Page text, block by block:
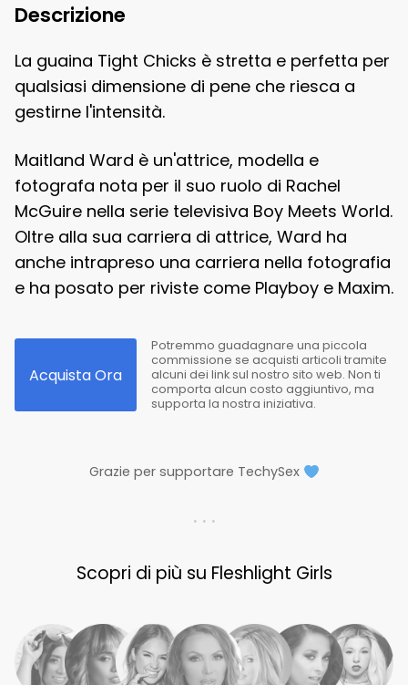
Descrizione
La guaina Tight Chicks è stretta e perfetta per
qualsiasi dimensione di pene che riesca a
gestirne l'intensità.
Maitland Ward è un'attrice, modella e
fotografa nota per il suo ruolo di Rachel
McGuire nella serie televisiva Boy Meets World.
Oltre alla sua carriera di attrice, Ward ha
anche intrapreso una carriera nella fotografia
e ha posato per riviste come Playboy e Maxim.
Acquista Ora
Potremmo guadagnare una piccola
commissione se acquisti articoli tramite
alcuni dei link sul nostro sito web. Non ti
comporta alcun costo aggiuntivo, ma
supporta la nostra iniziativa.
Grazie per supportare TechySex
. . .
Scopri di più su Fleshlight Girls